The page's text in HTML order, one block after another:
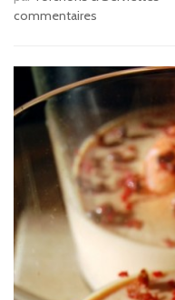
commentaires
crevettes
baies
roses